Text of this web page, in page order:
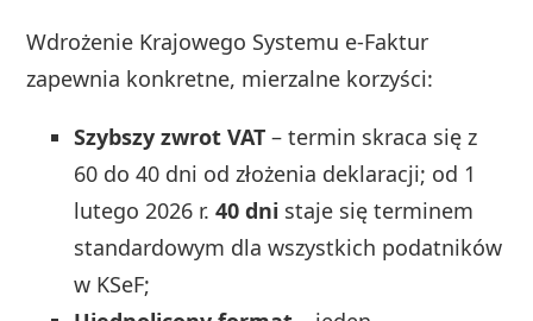
Wdrożenie Krajowego Systemu e-Faktur
zapewnia konkretne, mierzalne korzyści:
Szybszy zwrot VAT – termin skraca się z
60 do 40 dni od złożenia deklaracji; od 1
lutego 2026 r.40 dni staje się terminem
standardowym dla wszystkich podatników
w KSeF;